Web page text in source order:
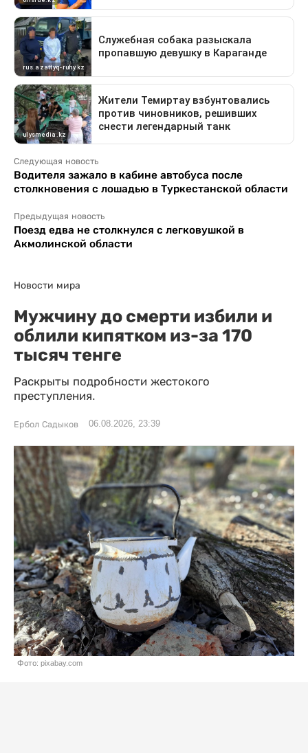
Следующая новость
Водителя зажало в кабине автобуса после
столкновения с лошадью в Туркестанской области
Предыдущая новость
Поезд едва не столкнулся с легковушкой в
Акмолинской области
Новости мира
Мужчину до смерти избили и
облили кипятком из-за 170
тысяч тенге
Раскрыты подробности жестокого
преступления.
Ербол Садыков 06.08.2026, 23:39
Фото: pixabay.com